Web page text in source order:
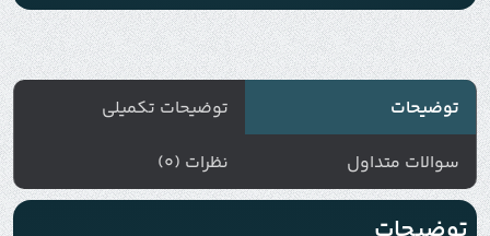
توضیحات
توضیحات تکمیلی
سوالات متداول
نظرات (0)